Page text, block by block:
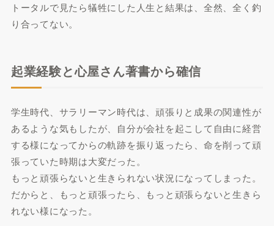
トータルで見たら犠牲にした人生と結果は、全然、全く釣
り合ってない。
起業経験と心屋さん著書から確信
学生時代、サラリーマン時代は、頑張りと成果の関連性が
あるような気もしたが、自分が会社を起こして自由に経営
する様になってからの軌跡を振り返ったら、命を削って頑
張っていた時期は大変だった。
もっと頑張らないと生きられない状況になってしまった。
だからと、もっと頑張ったら、もっと頑張らないと生きら
れない様になった。